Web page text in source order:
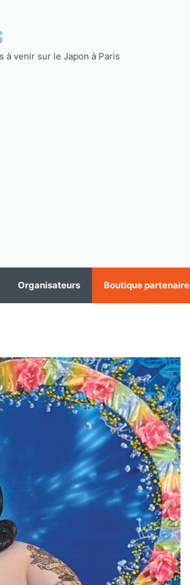
à venir sur le Japon à Paris
Organisateurs Boutique partenaire